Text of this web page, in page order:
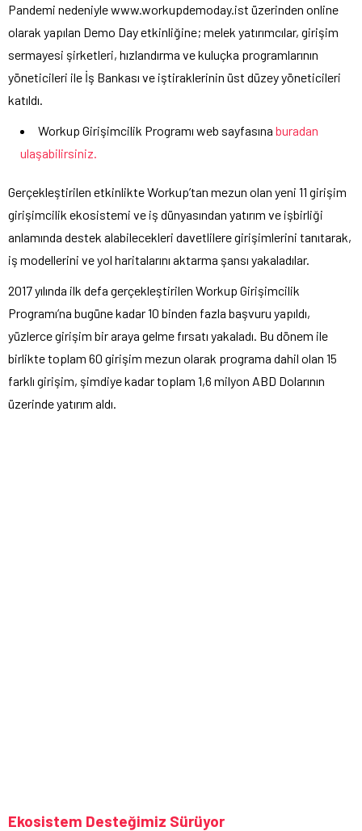
Pandemi nedeniyle www.workupdemoday.ist üzerinden online
olarak yapılan Demo Day etkinliğine; melek yatırımcılar, girişim
sermayesi şirketleri, hızlandırma ve kuluçka programlarının
yöneticileri ile İş Bankası ve iştiraklerinin üst düzey yöneticileri
katıldı.
Workup Girişimcilik Programı web sayfasına buradan
ulaşabilirsiniz.
Gerçekleştirilen etkinlikte Workup’tan mezun olan yeni 11 girişim
girişimcilik ekosistemi ve iş dünyasından yatırım ve işbirliği
anlamında destek alabilecekleri davetlilere girişimlerini tanıtarak,
iş modellerini ve yol haritalarını aktarma şansı yakaladılar.
2017 yılında ilk defa gerçekleştirilen Workup Girişimcilik
Programı’na bugüne kadar 10 binden fazla başvuru yapıldı,
yüzlerce girişim bir araya gelme fırsatı yakaladı. Bu dönem ile
birlikte toplam 60 girişim mezun olarak programa dahil olan 15
farklı girişim, şimdiye kadar toplam 1,6 milyon ABD Dolarının
üzerinde yatırım aldı.
Ekosistem Desteğimiz Sürüyor